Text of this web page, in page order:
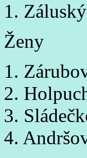
1.
Ženy
1.
2.
3.
4.